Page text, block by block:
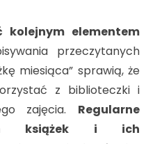
kolejnym elementem
przeczytanych
miesiąca” sprawią, że
z biblioteczki i
zajęcia. Regularne
książek i ich